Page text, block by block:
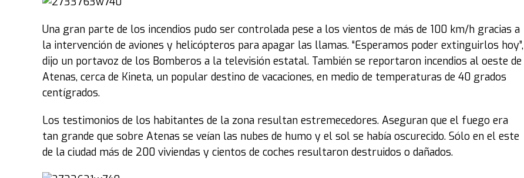
Una gran parte de los incendios pudo ser controlada pese a los vientos de más de 100 km/h gracias a
la intervención de aviones y helicópteros para apagar las llamas. “Esperamos poder extinguirlos hoy”,
dijo un portavoz de los Bomberos a la televisión estatal. También se reportaron incendios al oeste de
Atenas, cerca de Kineta, un popular destino de vacaciones, en medio de temperaturas de 40 grados
centígrados.
Los testimonios de los habitantes de la zona resultan estremecedores. Aseguran que el fuego era
tan grande que sobre Atenas se veían las nubes de humo y el sol se había oscurecido. Sólo en el este
de la ciudad más de 200 viviendas y cientos de coches resultaron destruidos o dañados.